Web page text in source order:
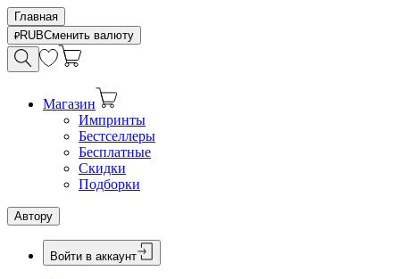
Главная
RUBСменить валюту
Магазин
Импринты
Бестселлеры
Бесплатные
Скидки
Подборки
Автору
Войти в аккаунт